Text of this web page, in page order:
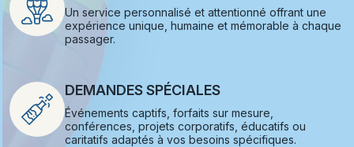
Un service personnalisé et attentionné offrant une
expérience unique, humaine et mémorable à chaque
passager.
DEMANDES SPÉCIALES
Événements captifs, forfaits sur mesure,
conférences, projets corporatifs, éducatifs ou
caritatifs adaptés à vos besoins spécifiques.